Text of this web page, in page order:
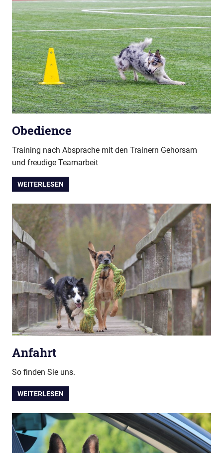
Obedience
Training nach Absprache mit den Trainern Gehorsam
und freudige Teamarbeit
WEITERLESEN
Anfahrt
So finden Sie uns.
WEITERLESEN